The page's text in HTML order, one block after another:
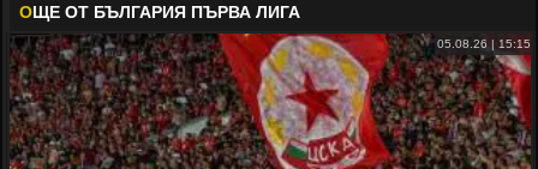
ОЩЕ ОТ БЪЛГАРИЯ ПЪРВА ЛИГА
05.08.26 | 15:15